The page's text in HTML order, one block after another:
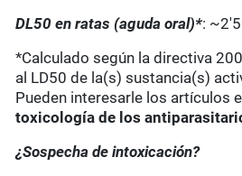
DL50 en ratas (aguda oral)*:
*Calculado según la directiva
al LD50 de la(s) sustancia(s)
Pueden interesarle los artículos
toxicología de los
¿Sospecha de intoxicación?